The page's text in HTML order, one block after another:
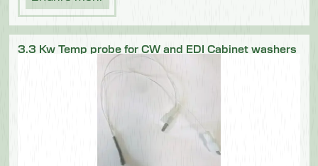
3.3 Kw Temp probe for CW and EDI Cabinet washers